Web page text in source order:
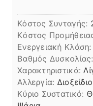
Κόστος Συνταγής:
Kόστος
Ενεργειακή Κλάση:
Βαθμός Δυσκολίας:
Χαρακτηριστικά:
Αλλεργία:
Kύριο Συστατικό: